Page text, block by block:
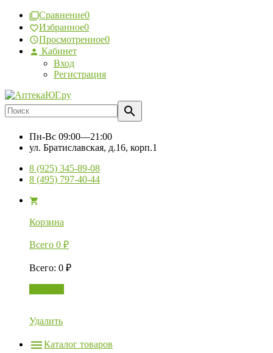
Сравнение0
Избранное0
Просмотренное0
Кабинет
Вход
Регистрация
Пн-Вс 09:00—21:00
ул. Братиславская, д.16, корп.1
8 (925) 345-89-08
8 (495) 797-40-44
Корзина
Всего 0 ₽
Всего: 0 ₽
Удалить
Каталог товаров